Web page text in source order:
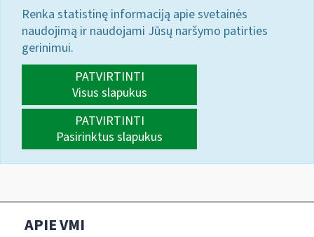
Renka statistinę informaciją apie svetainės
naudojimą ir naudojami Jūsų naršymo patirties
gerinimui.
PATVIRTINTI
Visus slapukus
PATVIRTINTI
Pasirinktus slapukus
APIE VMI